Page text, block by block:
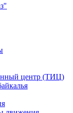
центр (ТИЦ)